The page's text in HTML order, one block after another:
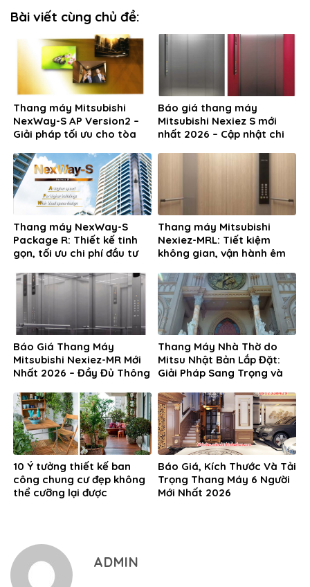
Bài viết cùng chủ đề:
Thang máy Mitsubishi
NexWay-S AP Version2 –
Giải pháp tối ưu cho tòa
Báo giá thang máy
Mitsubishi Nexiez S mới
nhất 2026 – Cập nhật chi
Thang máy NexWay-S
Package R: Thiết kế tinh
gọn, tối ưu chi phí đầu tư
Thang máy Mitsubishi
Nexiez-MRL: Tiết kiệm
không gian, vận hành êm
Báo Giá Thang Máy
Mitsubishi Nexiez-MR Mới
Nhất 2026 – Đầy Đủ Thông
Thang Máy Nhà Thờ do
Mitsu Nhật Bản Lắp Đặt:
Giải Pháp Sang Trọng và
10 Ý tưởng thiết kế ban
công chung cư đẹp không
thể cưỡng lại được
Báo Giá, Kích Thước Và Tải
Trọng Thang Máy 6 Người
Mới Nhất 2026
ADMIN